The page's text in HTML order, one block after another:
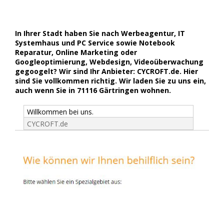
In Ihrer Stadt haben Sie nach Werbeagentur, IT
Systemhaus und PC Service sowie Notebook
Reparatur, Online Marketing oder
Googleoptimierung, Webdesign, Videoüberwachung
gegoogelt? Wir sind Ihr Anbieter: CYCROFT.de. Hier
sind Sie vollkommen richtig. Wir laden Sie zu uns ein,
auch wenn Sie in 71116 Gärtringen wohnen.
Willkommen bei uns.
CYCROFT.de